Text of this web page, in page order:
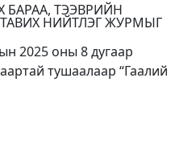
БАРАА, ТЭЭВРИЙН
НИЙТЛЭГ ЖУРМЫГ
2025 оны 8 дугаар
тушаалаар “Гаалий